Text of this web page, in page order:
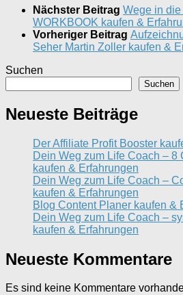
Nächster Beitrag Wege in
WORKBOOK kaufen &
Vorheriger Beitrag
Seher Martin Zoller kaufen &
Suchen
Suchen
Neueste Beiträge
Der Affiliate Profit Booster
Dein Weg zum Life Coach – 8
kaufen & Erfahrungen
Dein Weg zum Life Coach –
kaufen & Erfahrungen
Blog Content Planer kaufen &
Dein Weg zum Life Coach –
kaufen & Erfahrungen
Neueste Kommentare
Es sind keine Kommentare